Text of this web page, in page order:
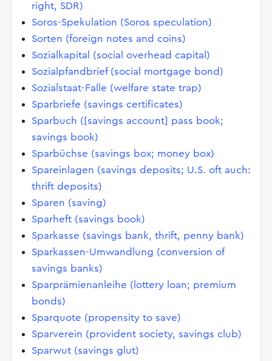
right, SDR)
Soros-Spekulation (Soros speculation)
Sorten (foreign notes and coins)
Sozialkapital (social overhead capital)
Sozialpfandbrief (social mortgage bond)
Sozialstaat-Falle (welfare state trap)
Sparbriefe (savings certificates)
Sparbuch ([savings account] pass book;
savings book)
Sparbüchse (savings box; money box)
Spareinlagen (savings deposits; U.S. oft auch:
thrift deposits)
Sparen (saving)
Sparheft (savings book)
Sparkasse (savings bank, thrift, penny bank)
Sparkassen-Umwandlung (conversion of
savings banks)
Sparprämienanleihe (lottery loan; premium
bonds)
Sparquote (propensity to save)
Sparverein (provident society, savings club)
Sparwut (savings glut)